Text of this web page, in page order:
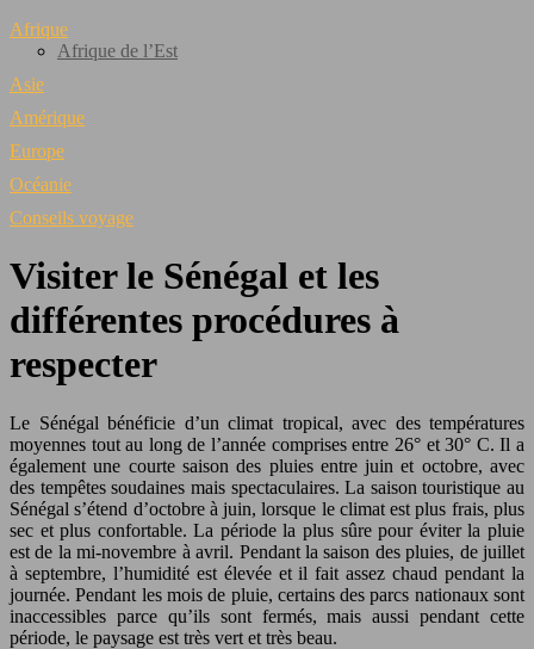
Afrique
Afrique de l’Est
Asie
Amérique
Europe
Océanie
Conseils voyage
Visiter le Sénégal et les
différentes procédures à
respecter
Le Sénégal bénéficie d’un climat tropical, avec des températures
moyennes tout au long de l’année comprises entre 26° et 30° C. Il a
également une courte saison des pluies entre juin et octobre, avec
des tempêtes soudaines mais spectaculaires. La saison touristique au
Sénégal s’étend d’octobre à juin, lorsque le climat est plus frais, plus
sec et plus confortable. La période la plus sûre pour éviter la pluie
est de la mi-novembre à avril. Pendant la saison des pluies, de juillet
à septembre, l’humidité est élevée et il fait assez chaud pendant la
journée. Pendant les mois de pluie, certains des parcs nationaux sont
inaccessibles parce qu’ils sont fermés, mais aussi pendant cette
période, le paysage est très vert et très beau.